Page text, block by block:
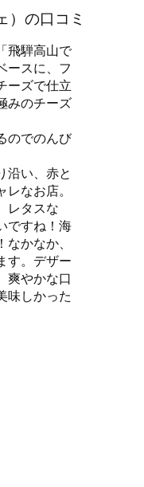
）の口コミ
飛騨高山で
ースに、フ
ーズで仕立
みのチーズ
のでのんび
沿い、赤と
なお店。
レタスな
ですね！海
かなか、
す。デザー
爽やかな口
味しかった